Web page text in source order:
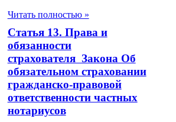
в
Читать полностью »
Статья 13. Права и
обязанности
страхователя Закона Об
обязательном страховании
гражданско-правовой
ответственности частных
нотариусов